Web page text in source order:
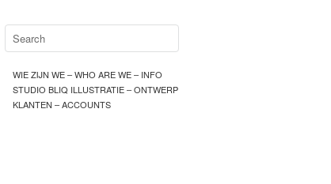
WIE ZIJN WE – WHO ARE WE – INFO
STUDIO BLIQ ILLUSTRATIE – ONTWERP
KLANTEN – ACCOUNTS